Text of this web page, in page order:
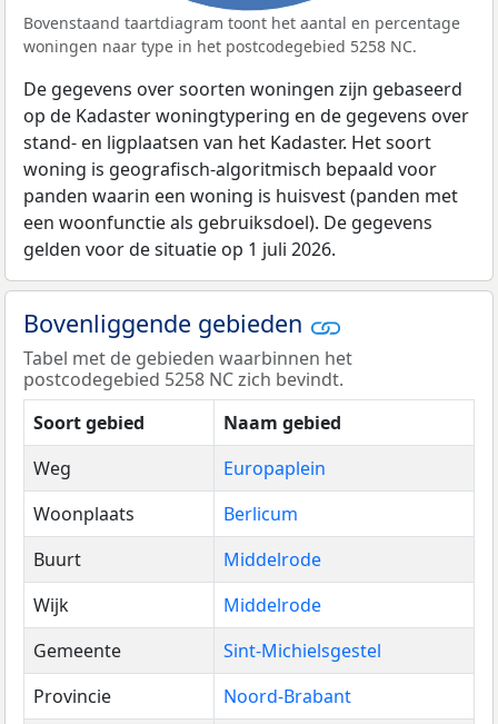
Bovenstaand taartdiagram toont het aantal en percentage
woningen naar type in het postcodegebied 5258 NC.
De gegevens over soorten woningen zijn gebaseerd
op de Kadaster woningtypering en de gegevens over
stand- en ligplaatsen van het Kadaster. Het soort
woning is geografisch-algoritmisch bepaald voor
panden waarin een woning is huisvest (panden met
een woonfunctie als gebruiksdoel). De gegevens
gelden voor de situatie op 1 juli 2026.
Bovenliggende gebieden
Tabel met de gebieden waarbinnen het
postcodegebied 5258 NC zich bevindt.
Soort gebied
Naam gebied
Weg
Europaplein
Woonplaats
Berlicum
Buurt
Middelrode
Wijk
Middelrode
Gemeente
Sint-Michielsgestel
Provincie
Noord-Brabant